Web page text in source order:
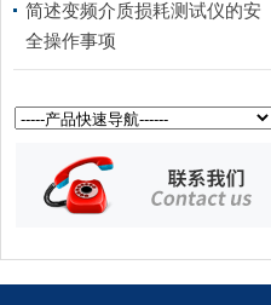
简述变频介质损耗测试仪的安
全操作事项